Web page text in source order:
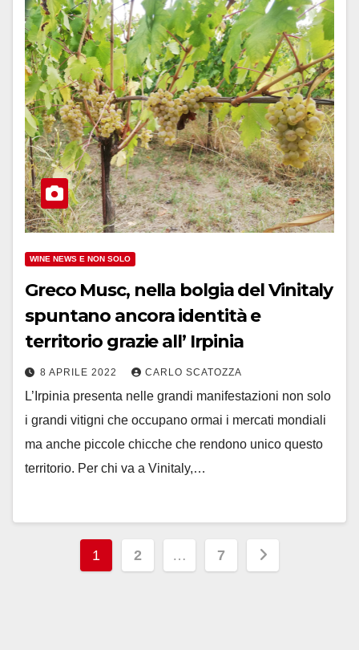
WINE NEWS E NON SOLO
Greco Musc, nella bolgia del Vinitaly
spuntano ancora identità e
territorio grazie all’ Irpinia
8 APRILE 2022 CARLO SCATOZZA
L’Irpinia presenta nelle grandi manifestazioni non solo
i grandi vitigni che occupano ormai i mercati mondiali
ma anche piccole chicche che rendono unico questo
territorio. Per chi va a Vinitaly,…
Paginazione
1 2 … 7